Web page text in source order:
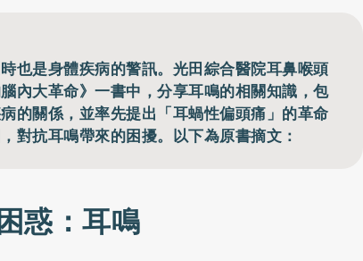
也是身體疾病的警訊。光田綜合醫院耳鼻喉頭
內大革命》一書中，分享耳鳴的相關知識，包
的關係，並率先提出「耳蝸性偏頭痛」的革命
對抗耳鳴帶來的困擾。以下為原書摘文：
惑：耳鳴